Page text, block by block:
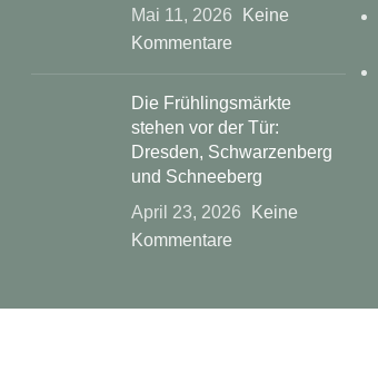
Mai 11, 2026
Keine
Kommentare
Die Frühlingsmärkte
stehen vor der Tür:
Dresden, Schwarzenberg
und Schneeberg
April 23, 2026
Keine
Kommentare